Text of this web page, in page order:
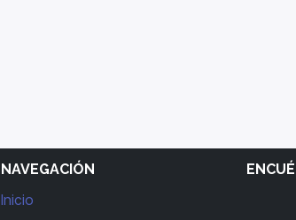
NAVEGACIÓN
Inicio